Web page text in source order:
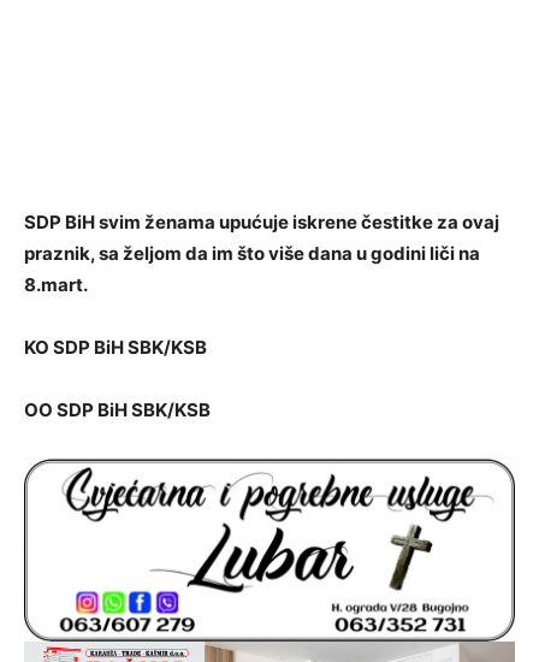
SDP BiH svim ženama upućuje iskrene čestitke za ovaj
praznik, sa željom da im što više dana u godini liči na
8.mart.
KO SDP BiH SBK/KSB
OO SDP BiH SBK/KSB